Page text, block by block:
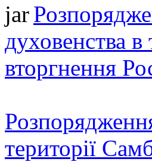
духовенства в
вторгнення
території